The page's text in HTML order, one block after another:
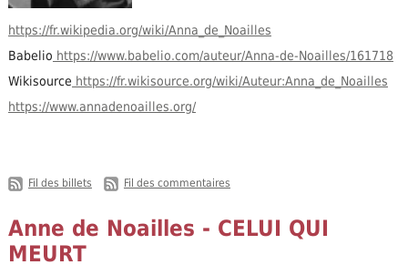
https://fr.wikipedia.org/wiki/Anna_de_Noailles
Babelio https://www.babelio.com/auteur/Anna-de-Noailles/161718
Wikisource https://fr.wikisource.org/wiki/Auteur:Anna_de_Noailles
https://www.annadenoailles.org/
Fil des billets Fil des commentaires
Anne de Noailles - CELUI QUI
MEURT